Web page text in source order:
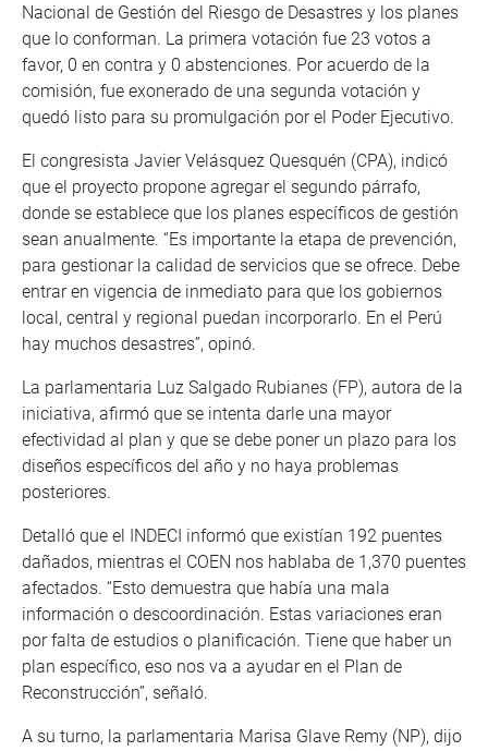
Nacional de Gestión del Riesgo de Desastres y los planes
que lo conforman. La primera votación fue 23 votos a
favor, 0 en contra y 0 abstenciones. Por acuerdo de la
comisión, fue exonerado de una segunda votación y
quedó listo para su promulgación por el Poder Ejecutivo.
El congresista Javier Velásquez Quesquén (CPA), indicó
que el proyecto propone agregar el segundo párrafo,
donde se establece que los planes específicos de gestión
sean anualmente. “Es importante la etapa de prevención,
para gestionar la calidad de servicios que se ofrece. Debe
entrar en vigencia de inmediato para que los gobiernos
local, central y regional puedan incorporarlo. En el Perú
hay muchos desastres”, opinó.
La parlamentaria Luz Salgado Rubianes (FP), autora de la
iniciativa, afirmó que se intenta darle una mayor
efectividad al plan y que se debe poner un plazo para los
diseños específicos del año y no haya problemas
posteriores.
Detalló que el INDECI informó que existían 192 puentes
dañados, mientras el COEN nos hablaba de 1,370 puentes
afectados. “Esto demuestra que había una mala
información o descoordinación. Estas variaciones eran
por falta de estudios o planificación. Tiene que haber un
plan específico, eso nos va a ayudar en el Plan de
Reconstrucción”, señaló.
A su turno, la parlamentaria Marisa Glave Remy (NP), dijo